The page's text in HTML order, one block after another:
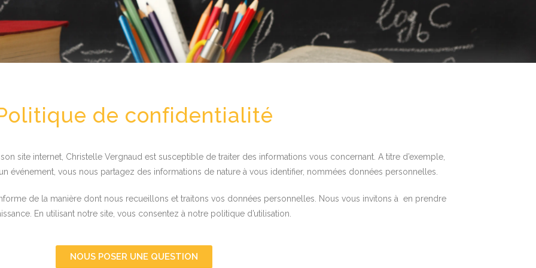
de confidentialité
site internet, Christelle Vergnaud est susceptible de traiter des informations vous concernant. A titre d’exemple,
événement, vous nous partagez des informations de nature à vous identifier, nommées données personnelles.
de la manière dont nous recueillons et traitons vos données personnelles. Nous vous invitons à en prendre
En utilisant notre site, vous consentez à notre politique d’utilisation.
NOUS POSER UNE QUESTION